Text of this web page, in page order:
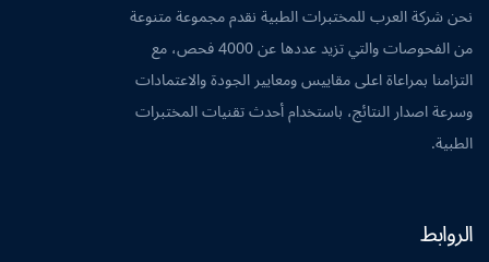
نحن شركة العرب للمختبرات الطبية نقدم مجموعة متنوعة
من الفحوصات والتي تزيد عددها عن 4000 فحص، مع
التزامنا بمراعاة اعلى مقاييس ومعايير الجودة والاعتمادات
وسرعة اصدار النتائج، باستخدام أحدث تقنيات المختبرات
الطبية.
الروابط